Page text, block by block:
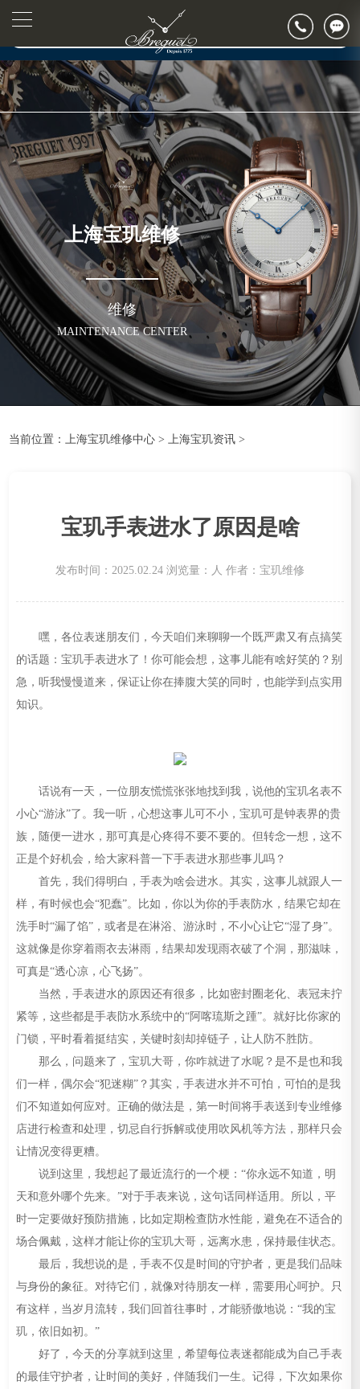
▲
▼
2026年7月宝玑上海市售后服务网络优化升级公告
2026年7月上海市宝玑官方售后客户服务热线：400-886-1507
2026年7月宝玑售后服务中心最新网点地址：
上海市徐汇区虹桥路3号港汇中心写字楼2座37层3705室（需提前预约）
节假日正常营业！
上海宝玑维修
维修
MAINTENANCE CENTER
当前位置： 上海宝玑维修中心 > 上海宝玑资讯 >
宝玑手表进水了原因是啥
发布时间：2025.02.24 浏览量： 人 作者：宝玑维修
嘿，各位表迷朋友们，今天咱们来聊聊一个既严肃又有点搞笑
的话题：宝玑手表进水了！你可能会想，这事儿能有啥好笑的？别
急，听我慢慢道来，保证让你在捧腹大笑的同时，也能学到点实用
知识。
话说有一天，一位朋友慌慌张张地找到我，说他的宝玑名表不
小心“游泳”了。我一听，心想这事儿可不小，宝玑可是钟表界的贵
族，随便一进水，那可真是心疼得不要不要的。但转念一想，这不
正是个好机会，给大家科普一下手表进水那些事儿吗？
首先，我们得明白，手表为啥会进水。其实，这事儿就跟人一
样，有时候也会“犯蠢”。比如，你以为你的手表防水，结果它却在
洗手时“漏了馅”，或者是在淋浴、游泳时，不小心让它“湿了身”。
这就像是你穿着雨衣去淋雨，结果却发现雨衣破了个洞，那滋味，
可真是“透心凉，心飞扬”。
当然，手表进水的原因还有很多，比如密封圈老化、表冠未拧
紧等，这些都是手表防水系统中的“阿喀琉斯之踵”。就好比你家的
门锁，平时看着挺结实，关键时刻却掉链子，让人防不胜防。
那么，问题来了，宝玑大哥，你咋就进了水呢？是不是也和我
们一样，偶尔会“犯迷糊”？其实，手表进水并不可怕，可怕的是我
们不知道如何应对。正确的做法是，第一时间将手表送到专业维修
店进行检查和处理，切忌自行拆解或使用吹风机等方法，那样只会
让情况变得更糟。
说到这里，我想起了最近流行的一个梗：“你永远不知道，明
天和意外哪个先来。”对于手表来说，这句话同样适用。所以，平
时一定要做好预防措施，比如定期检查防水性能，避免在不适合的
场合佩戴，这样才能让你的宝玑大哥，远离水患，保持最佳状态。
最后，我想说的是，手表不仅是时间的守护者，更是我们品味
与身份的象征。对待它们，就像对待朋友一样，需要用心呵护。只
有这样，当岁月流转，我们回首往事时，才能骄傲地说：“我的宝
玑，依旧如初。”
好了，今天的分享就到这里，希望每位表迷都能成为自己手表
的最佳守护者，让时间的美好，伴随我们一生。记得，下次如果你